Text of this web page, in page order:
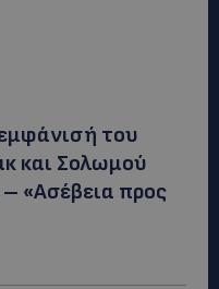
του
και Σολωμού
«Ασέβεια προς